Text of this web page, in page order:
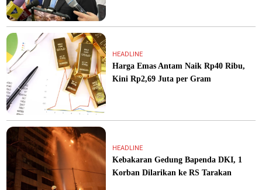
HEADLINE
Harga Emas Antam Naik Rp40 Ribu,
Kini Rp2,69 Juta per Gram
HEADLINE
Kebakaran Gedung Bapenda DKI, 1
Korban Dilarikan ke RS Tarakan